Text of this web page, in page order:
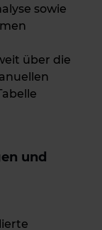
sowie
über die
und